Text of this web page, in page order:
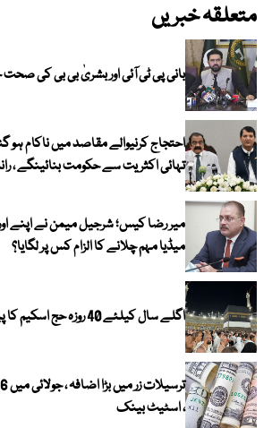
متعلقہ خبریں
بانی پی ٹی آئی اور بشریٰ بی بی کی
احتجاج کرنیوالے مقاصد میں ناکام ہو
تہائی اکثریت سے حکومت بنائینگے ، رانا
میر رضا کیس؛ شرجیل میمن نے اپنے
میڈیا مہم چلانے کا الزام کس پر لگایا؟
اگلے سال کیلئے 40 روزہ حج اسکیم کا پیکیج 12 لاکھ روپے مقرر
، اسٹیٹ بینک